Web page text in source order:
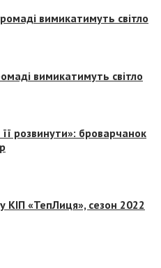
вимикатимуть світло
вимикатимуть світло
розвинути»: броварчанок
КІП «ТепЛиця», сезон 2022